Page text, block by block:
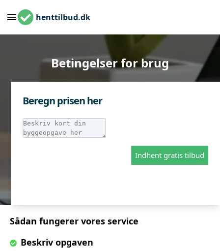
henttilbud.dk
Betingelser for brug
Sådan fungerer vores service
Beskriv opgaven
Beregn prisen her
Indhent gratis tilbud